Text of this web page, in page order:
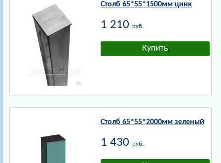
Столб 65*55*1500мм цинк
1 210 руб.
Столб 65*55*2000мм зеленый
1 430 руб.